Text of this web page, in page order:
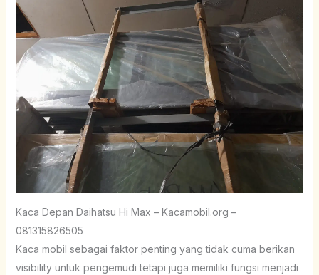
Kaca Depan Daihatsu Hi Max – Kacamobil.org –
081315826505
Kaca mobil sebagai faktor penting yang tidak cuma berikan
visibility untuk pengemudi tetapi juga memiliki fungsi menjadi